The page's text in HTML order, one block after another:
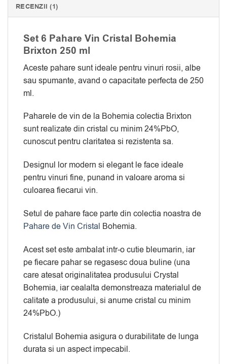
RECENZII (1)
Set 6 Pahare Vin Cristal Bohemia
Brixton 250 ml
Aceste pahare sunt ideale pentru vinuri rosii, albe
sau spumante, avand o capacitate perfecta de 250
ml.
Paharele de vin de la Bohemia colectia Brixton
sunt realizate din cristal cu minim 24%PbO,
cunoscut pentru claritatea si rezistenta sa.
Designul lor modern si elegant le face ideale
pentru vinuri fine, punand in valoare aroma si
culoarea fiecarui vin.
Setul de pahare face parte din colectia noastra de
Pahare de Vin Cristal Bohemia.
Acest set este ambalat intr-o cutie bleumarin, iar
pe fiecare pahar se regasesc doua buline (una
care atesat originalitatea produsului Crystal
Bohemia, iar cealalta demonstreaza materialul de
calitate a produsului, si anume cristal cu minim
24%PbO.)
Cristalul Bohemia asigura o durabilitate de lunga
durata si un aspect impecabil.